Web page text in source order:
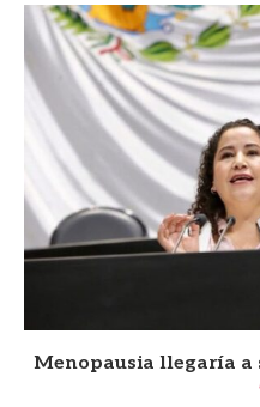
Menopausia llegaría a